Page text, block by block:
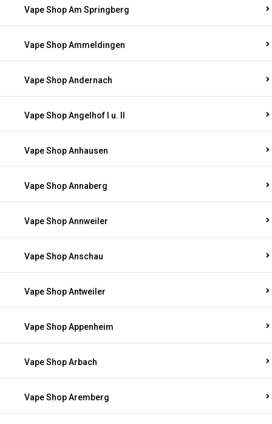
Vape Shop Am Springberg
Vape Shop Ammeldingen
Vape Shop Andernach
Vape Shop Angelhof I u. II
Vape Shop Anhausen
Vape Shop Annaberg
Vape Shop Annweiler
Vape Shop Anschau
Vape Shop Antweiler
Vape Shop Appenheim
Vape Shop Arbach
Vape Shop Aremberg